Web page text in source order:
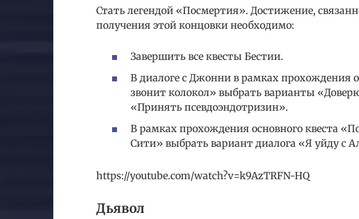
Стать легендой «Посмертия». Достижение,
получения этой концовки необходимо:
Завершить все квесты Бестии.
В диалоге с Джонни в рамках прохождения
звонит колокол» выбрать варианты
«Принять псевдоэндотризин».
В рамках прохождения основного квеста
Сити» выбрать вариант диалога «Я уйду с
https://youtube.com/watch?v=k9AzTRFN-HQ
Дьявол